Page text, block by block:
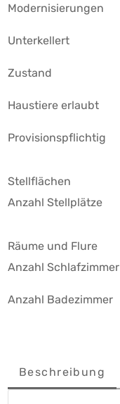
Modernisierungen
Unterkellert
Zustand
Haustiere erlaubt
Provisionspflichtig
Stellflächen
Anzahl Stellplätze
Räume und Flure
Anzahl Schlafzimmer
Anzahl Badezimmer
Beschreibung